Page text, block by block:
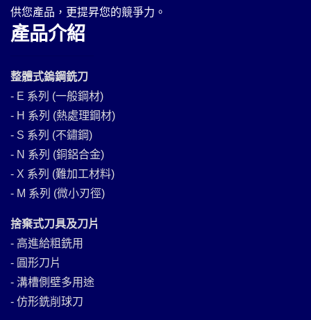
供您產品，更提昇您的競爭力。
產品介紹
整體式鎢鋼銑刀
- E 系列 (一般鋼材)
- H 系列 (熱處理鋼材)
- S 系列 (不鏽鋼)
- N 系列 (銅鋁合金)
- X 系列 (難加工材料)
- M 系列 (微小刃徑)
捨棄式刀具及刀片
- 高進給粗銑用
- 圓形刀片
- 溝槽側壁多用途
- 仿形銑削球刀